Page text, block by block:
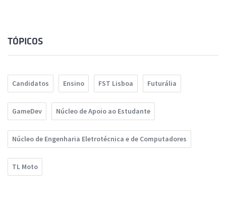
TÓPICOS
Candidatos Ensino FST Lisboa Futurália
GameDev Núcleo de Apoio ao Estudante
Núcleo de Engenharia Eletrotécnica e de Computadores
TL Moto